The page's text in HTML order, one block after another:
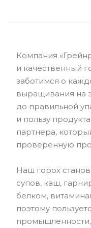
Компания
и качественный
заботимся о
выращивания на
до правильной
и пользу
партнера,
проверенную
Наш горох
супов, каш,
белком,
поэтому